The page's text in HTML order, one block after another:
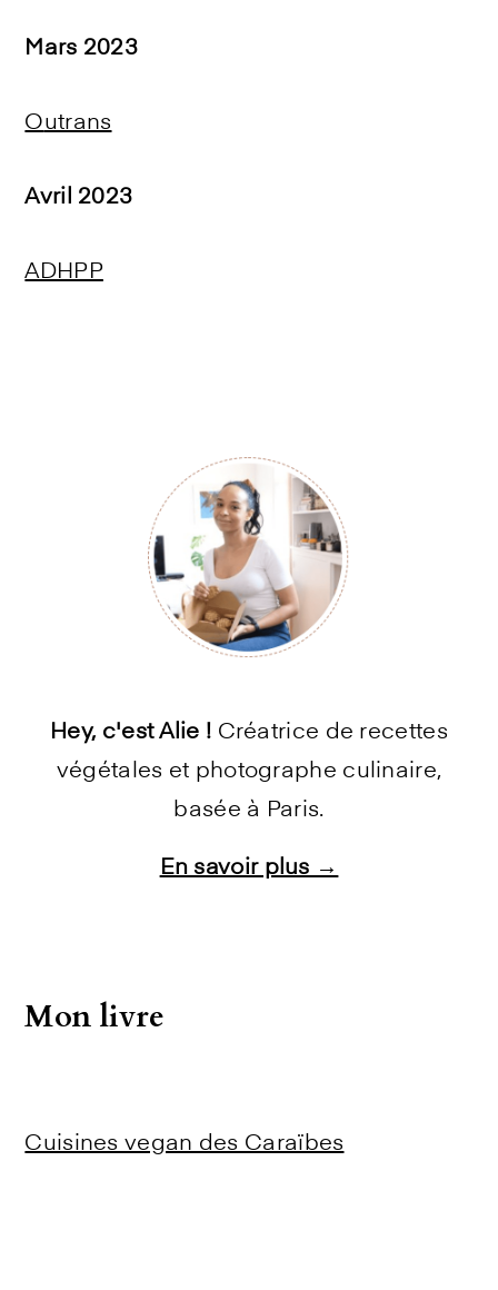
Mars 2023
Outrans
Avril 2023
ADHPP
Hey, c'est Alie ! Créatrice de recettes
végétales et photographe culinaire,
basée à Paris.
En savoir plus →
Mon livre
Cuisines vegan des Caraïbes